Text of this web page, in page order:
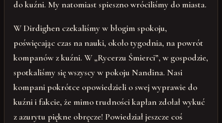
do kuźni. My natomiast spieszno wróciliśmy do miasta.
W Dirdighen czekaliśmy w błogim spokoju,
poświęcając czas na nauki, około tygodnia, na powrót
kompanów z kuźni. W „Rycerzu Śmierci”, w gospodzie,
spotkaliśmy się wszyscy w pokoju Nandina. Nasi
kompani pokrótce opowiedzieli o swej wyprawie do
kuźni i fakcie, że mimo trudności kapłan zdołał wykuć
z azurytu piękne obręcze! Powiedział jeszcze coś